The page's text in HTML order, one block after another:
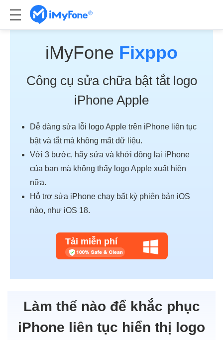
iMyFone Fixppo
Công cụ sửa chữa bật tắt logo
iPhone Apple
Dễ dàng sửa lỗi logo Apple trên iPhone liên tục
bật và tắt mà không mất dữ liệu.
Với 3 bước, hãy sửa và khởi động lại iPhone
của bạn mà không thấy logo Apple xuất hiện
nữa.
Hỗ trợ sửa iPhone chạy bất kỳ phiên bản iOS
nào, như iOS 18.
Tải miễn phí
Làm thế nào để khắc phục
iPhone liên tục hiển thị logo